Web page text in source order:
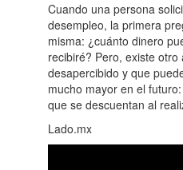
Cuando una persona
desempleo, la primera
misma: ¿cuánto dinero
recibiré? Pero, existe
desapercibido y que
mucho mayor en el
que se descuentan al
Lado.mx